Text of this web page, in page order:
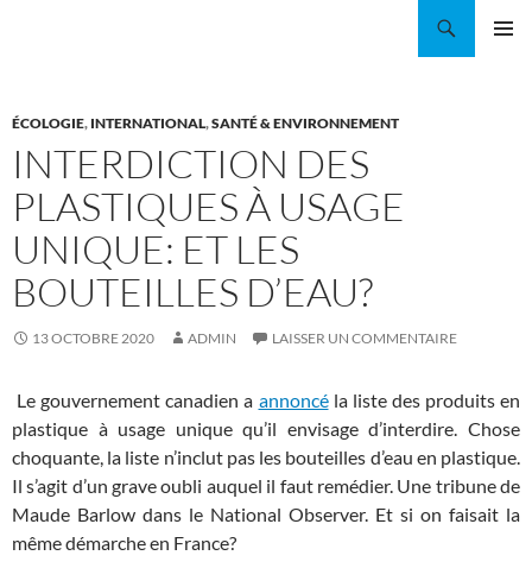
ÉCOLOGIE, INTERNATIONAL,SANTÉ & ENVIRONNEMENT
INTERDICTION DES
PLASTIQUES À USAGE
UNIQUE: ET LES
BOUTEILLES D’EAU?
13 OCTOBRE 2020 ADMIN LAISSER UN COMMENTAIRE
Le gouvernement canadien a annoncéla liste des produits en
plastique à usage unique qu’il envisage d’interdire. Chose
choquante, la liste n’inclut pas les bouteilles d’eau en plastique.
Il s’agit d’un grave oubli auquel il faut remédier. Une tribune de
Maude Barlow dans le National Observer. Et si on faisait la
même démarche en France?